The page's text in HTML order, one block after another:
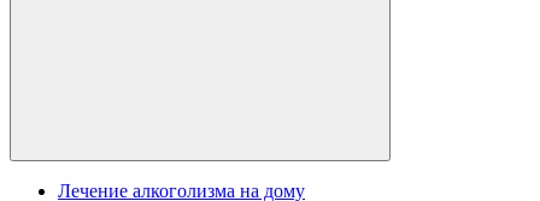
Лечение алкоголизма на дому